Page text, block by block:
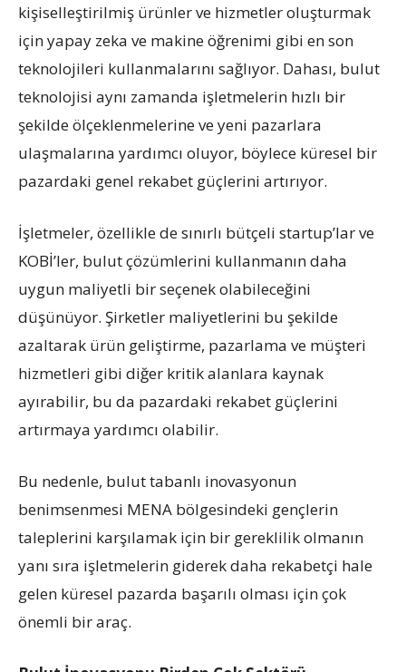
kişiselleştirilmiş ürünler ve hizmetler oluşturmak
için yapay zeka ve makine öğrenimi gibi en son
teknolojileri kullanmalarını sağlıyor. Dahası, bulut
teknolojisi aynı zamanda işletmelerin hızlı bir
şekilde ölçeklenmelerine ve yeni pazarlara
ulaşmalarına yardımcı oluyor, böylece küresel bir
pazardaki genel rekabet güçlerini artırıyor.
İşletmeler, özellikle de sınırlı bütçeli startup’lar ve
KOBİ’ler, bulut çözümlerini kullanmanın daha
uygun maliyetli bir seçenek olabileceğini
düşünüyor. Şirketler maliyetlerini bu şekilde
azaltarak ürün geliştirme, pazarlama ve müşteri
hizmetleri gibi diğer kritik alanlara kaynak
ayırabilir, bu da pazardaki rekabet güçlerini
artırmaya yardımcı olabilir.
Bu nedenle, bulut tabanlı inovasyonun
benimsenmesi MENA bölgesindeki gençlerin
taleplerini karşılamak için bir gereklilik olmanın
yanı sıra işletmelerin giderek daha rekabetçi hale
gelen küresel pazarda başarılı olması için çok
önemli bir araç.